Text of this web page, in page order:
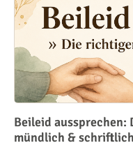
Beileid
mündlich & schriftlich